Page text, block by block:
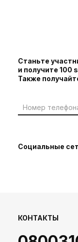
Станьте
и получите 100
Также
Социальные
КОНТАКТЫ